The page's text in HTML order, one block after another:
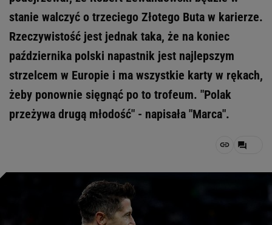
stanie walczyć o trzeciego Złotego Buta w karierze.
Rzeczywistość jest jednak taka, że na koniec
października polski napastnik jest najlepszym
strzelcem w Europie i ma wszystkie karty w rękach,
żeby ponownie sięgnąć po to trofeum. "Polak
przeżywa drugą młodość" - napisała "Marca".